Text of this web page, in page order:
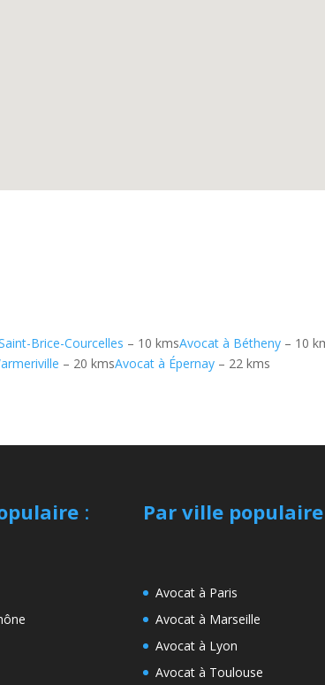
Brice-Courcelles – 10 kmsAvocat à Bétheny – 10
– 20 kmsAvocat à Épernay – 22 kms
: Par ville populaire
Avocat à Paris
Avocat à Marseille
Avocat à Lyon
Avocat à Toulouse